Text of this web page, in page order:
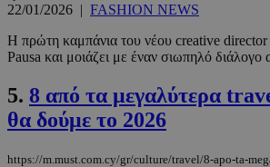
22/01/2026 | FASHION NEWS
Η πρώτη καμπάνια του νέου creative director
Pausa και μοιάζει με έναν σιωπηλό
5. 8 από τα μεγαλύτερα
θα δούμε το 2026
https://m.must.com.cy/gr/culture/travel/8-apo-ta-